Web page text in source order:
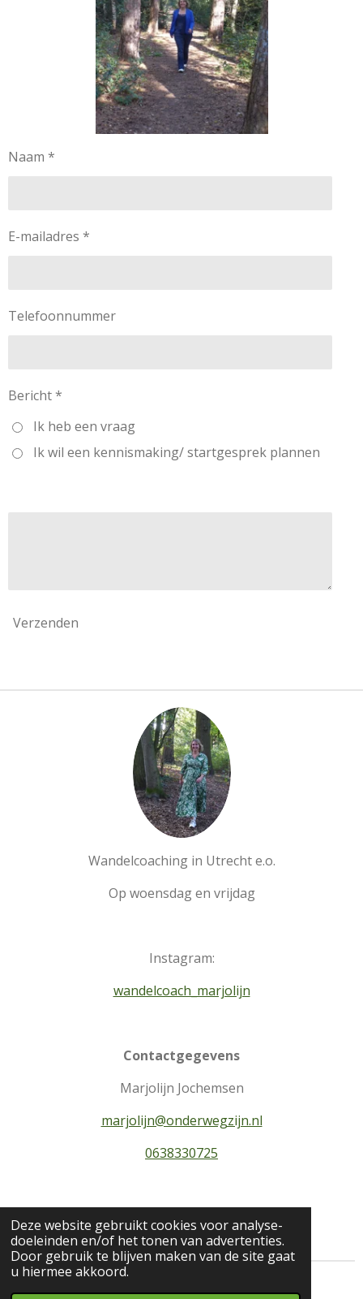
Deze website gebruikt cookies voor analyse-
doeleinden en/of het tonen van advertenties.
Door gebruik te blijven maken van de site gaat
u hiermee akkoord.
Naam *
E-mailadres *
Telefoonnummer
Bericht *
Ik heb een vraag
Ik wil een kennismaking/ startgesprek plannen
Verzenden
Wandelcoaching in Utrecht e.o.
Op woensdag en vrijdag
Instagram:
wandelcoach_marjolijn
Contactgegevens
Marjolijn Jochemsen
marjolijn@onderwegzijn.nl
0638330725
Gratis intakegesprek